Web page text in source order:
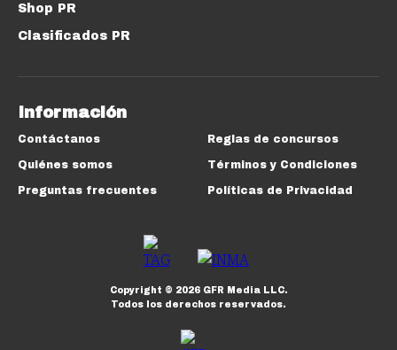
Shop PR
Clasificados PR
Información
Contáctanos
Quiénes somos
Preguntas frecuentes
Reglas de concursos
Términos y Condiciones
Políticas de Privacidad
Copyright © 2026GFR Media LLC.
Todos los derechos reservados.